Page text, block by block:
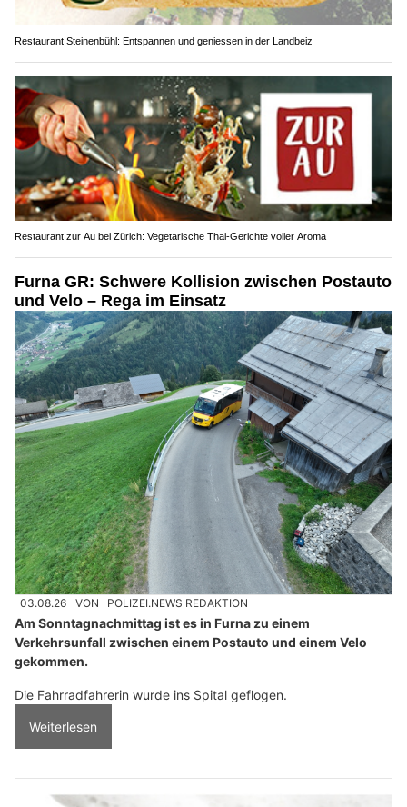
Restaurant Steinenbühl: Entspannen und geniessen in der Landbeiz
Restaurant zur Au bei Zürich: Vegetarische Thai-Gerichte voller Aroma
Furna GR: Schwere Kollision zwischen Postauto
und Velo – Rega im Einsatz
03.08.26 VON POLIZEI.NEWS REDAKTION
Am Sonntagnachmittag ist es in Furna zu einem
Verkehrsunfall zwischen einem Postauto und einem Velo
gekommen.
Die Fahrradfahrerin wurde ins Spital geflogen.
Weiterlesen